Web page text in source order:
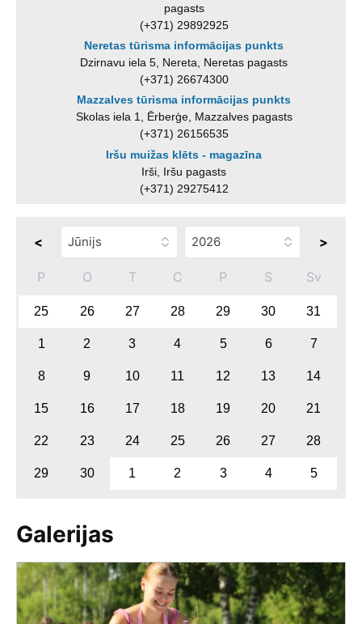
pagasts
(+371) 29892925
Neretas tūrisma informācijas punkts
Dzirnavu iela 5, Nereta, Neretas pagasts
(+371) 26674300
Mazzalves tūrisma informācijas punkts
Skolas iela 1, Ērberģe, Mazzalves pagasts
(+371) 26156535
Iršu muižas klēts - magazīna
Irši, Iršu pagasts
(+371) 29275412
< >
P O T C P S Sv
25 26 27 28 29 30 31
1 2 3 4 5 6 7
8 9 10 11 12 13 14
15 16 17 18 19 20 21
22 23 24 25 26 27 28
29 30 1 2 3 4 5
Galerijas